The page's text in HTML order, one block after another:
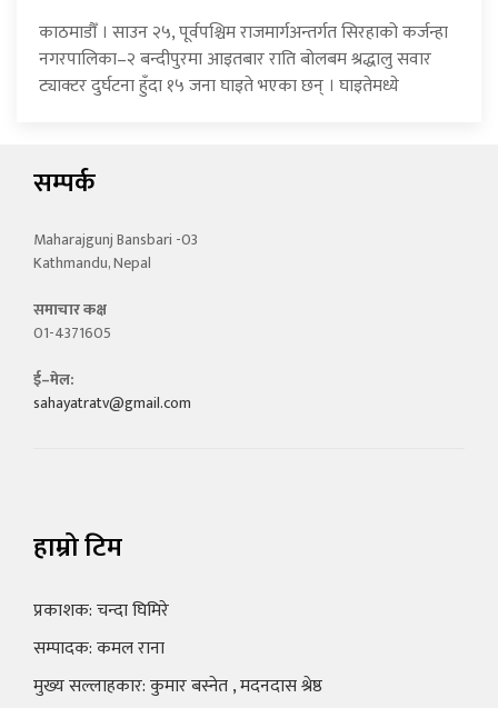
काठमाडौँ । साउन २५, पूर्वपश्चिम राजमार्गअन्तर्गत सिरहाको कर्जन्हा
नगरपालिका–२ बन्दीपुरमा आइतबार राति बोलबम श्रद्धालु सवार
ट्याक्टर दुर्घटना हुँदा १५ जना घाइते भएका छन् । घाइतेमध्ये
सम्पर्क
Maharajgunj Bansbari -03
Kathmandu, Nepal
समाचार कक्ष
01-4371605
ई–मेल:
sahayatratv@gmail.com
हाम्रो टिम
प्रकाशक: चन्दा घिमिरे
सम्पादक: कमल राना
मुख्य सल्लाहकार: कुमार बस्नेत , मदनदास श्रेष्ठ